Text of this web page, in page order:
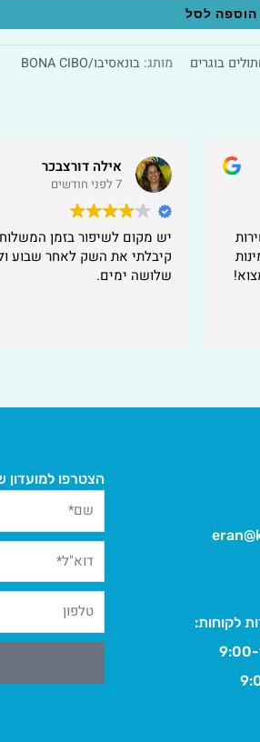
הוספה לסל
בוגרים מותג: בונאסיבו/BONA CIBO
אילה דורצבכר
7 לפני חודשים
יש מקום לשיפור בזמן
קיבלתי את השק לאחר שבוע
שלושה ימים.
לקוחות:
הצטרפו למועדון